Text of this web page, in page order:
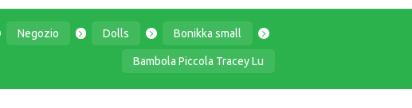
Negozio Dolls Bonikka small
Bambola Piccola Tracey Lu